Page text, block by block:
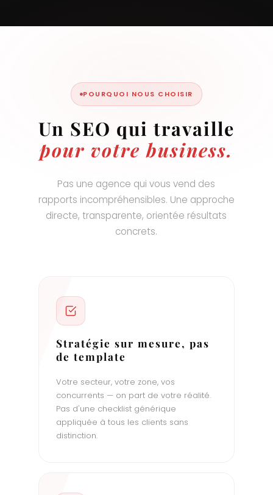
POURQUOI NOUS CHOISIR
Un SEO qui travaille
pour votre business.
Pas une agence qui vous vend des
rapports incompréhensibles. Une approche
directe, transparente, orientée résultats
concrets.
Stratégie sur mesure, pas
de template
Votre secteur, votre zone, vos
concurrents — on part de votre réalité.
Pas d'une checklist générique
appliquée à tous les clients sans
distinction.